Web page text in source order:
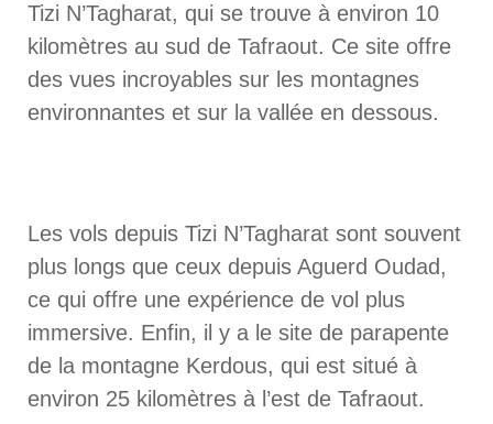
Tizi N’Tagharat, qui se trouve à environ 10
kilomètres au sud de Tafraout. Ce site offre
des vues incroyables sur les montagnes
environnantes et sur la vallée en dessous.
Les vols depuis Tizi N’Tagharat sont souvent
plus longs que ceux depuis Aguerd Oudad,
ce qui offre une expérience de vol plus
immersive. Enfin, il y a le site de parapente
de la montagne Kerdous, qui est situé à
environ 25 kilomètres à l’est de Tafraout.